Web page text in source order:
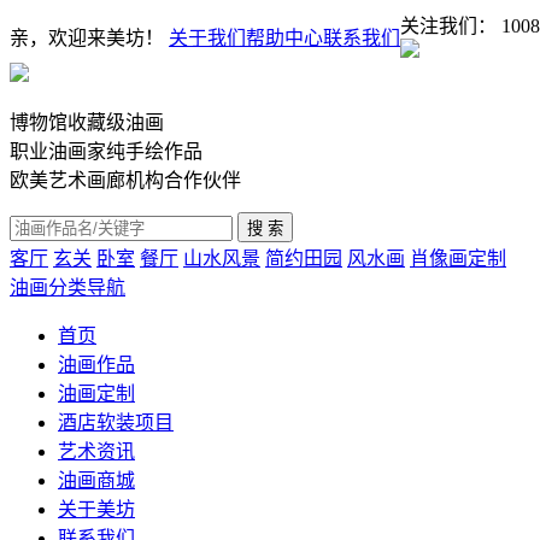
亲，欢迎来美坊！ 关于我们 帮助中心联系我们
关注我们：
博物馆收藏级油画
职业油画家纯手绘作品
欧美艺术画廊机构合作伙伴
客厅 玄关 卧室 餐厅 山水风景 简约田园 风水画 肖像画定制
油画分类导航
首页
油画作品
油画定制
酒店软装项目
艺术资讯
油画商城
关于美坊